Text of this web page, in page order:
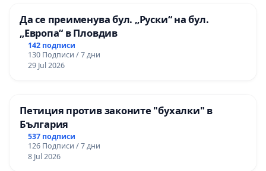
Да се преименува бул. „Руски“ на бул.
„Европа“ в Пловдив
142 подписи
130 Подписи / 7 дни
29 Jul 2026
Петиция против законите "бухалки" в
България
537 подписи
126 Подписи / 7 дни
8 Jul 2026